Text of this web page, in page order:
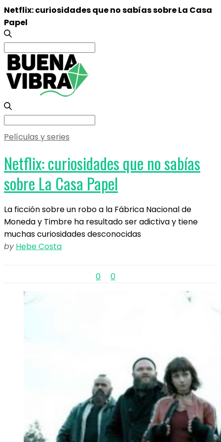
Netflix: curiosidades que no sabías sobre La Casa
Papel
Search
for:
Search
Películas y series
Netflix: curiosidades que no sabías
sobre La Casa Papel
La ficción sobre un robo a la Fábrica Nacional de
Moneda y Timbre ha resultado ser adictiva y tiene
muchas curiosidades desconocidas
by Hebe Costa
0 0